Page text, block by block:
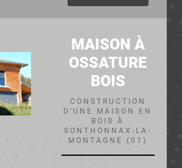
MAISON À
OSSATURE
BOIS
CONSTRUCTION
D'UNE MAISON EN
BOIS À
SONTHONNAX-LA-
MONTAGNE (01)